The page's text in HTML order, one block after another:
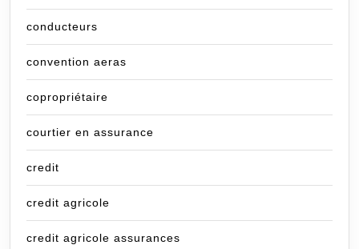
conducteurs
convention aeras
copropriétaire
courtier en assurance
credit
credit agricole
credit agricole assurances